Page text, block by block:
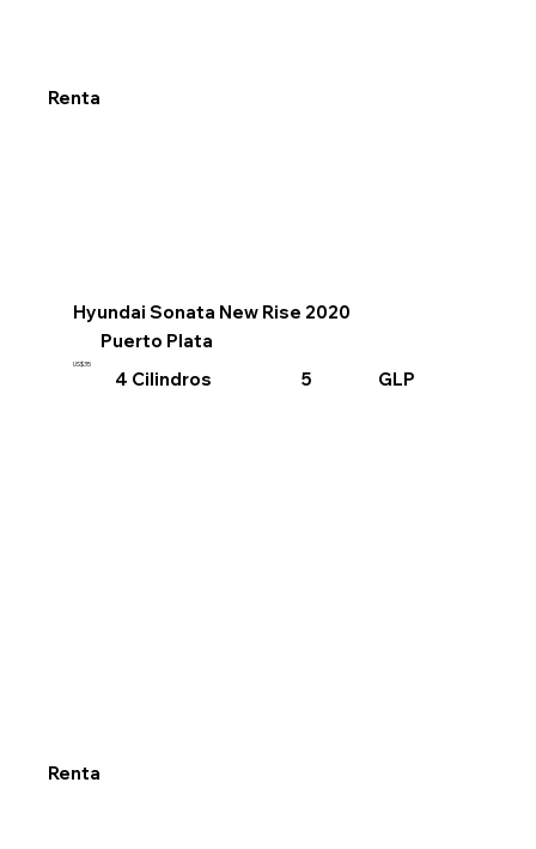
Renta
Hyundai Sonata New Rise 2020
Puerto Plata
US$35
4 Cilindros 5 GLP
Renta